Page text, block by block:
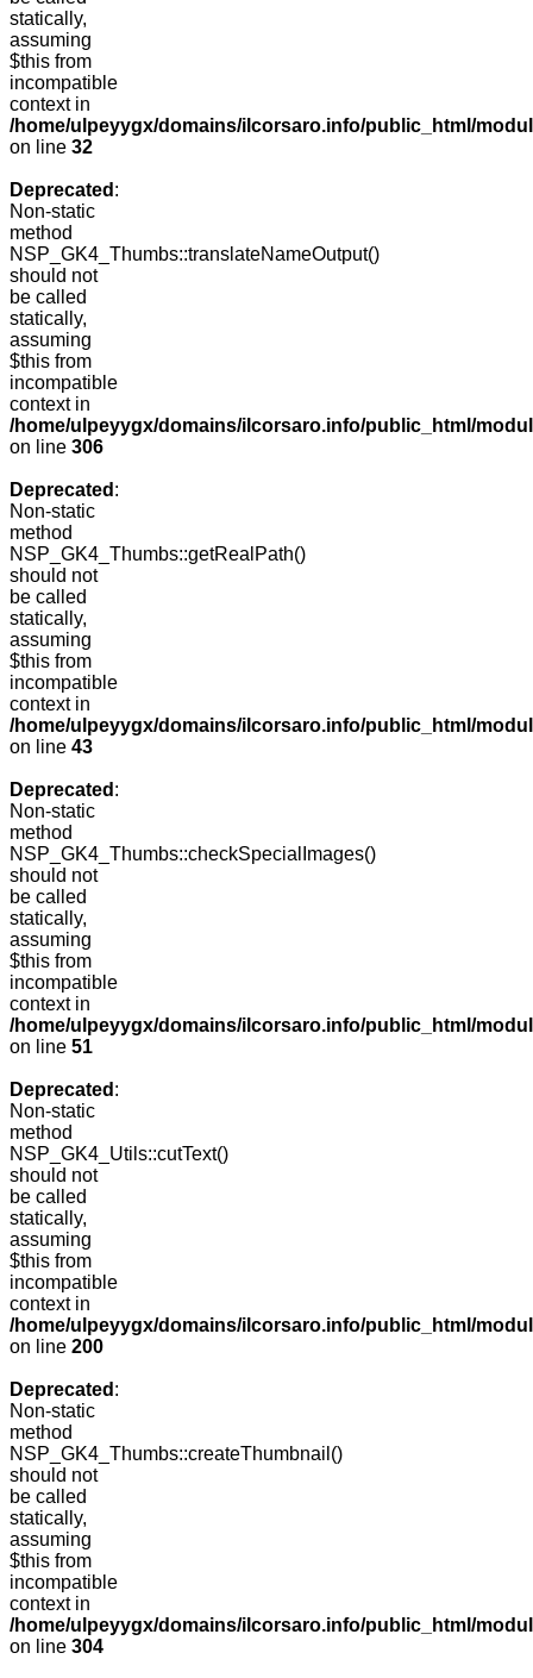
statically,
assuming
$this from
incompatible
context in
/home/ulpeyygx/domains/ilcorsaro.info/public_html/
on line 32
Deprecated :
Non-static
method
NSP_GK4_Thumbs::translateNameOutput()
should not
be called
statically,
assuming
$this from
incompatible
context in
/home/ulpeyygx/domains/ilcorsaro.info/public_html/
on line 306
Deprecated :
Non-static
method
NSP_GK4_Thumbs::getRealPath()
should not
be called
statically,
assuming
$this from
incompatible
context in
/home/ulpeyygx/domains/ilcorsaro.info/public_html/
on line 43
Deprecated :
Non-static
method
NSP_GK4_Thumbs::checkSpecialImages()
should not
be called
statically,
assuming
$this from
incompatible
context in
/home/ulpeyygx/domains/ilcorsaro.info/public_html/
on line 51
Deprecated :
Non-static
method
NSP_GK4_Utils::cutText()
should not
be called
statically,
assuming
$this from
incompatible
context in
/home/ulpeyygx/domains/ilcorsaro.info/public_html/
on line 200
Deprecated :
Non-static
method
NSP_GK4_Thumbs::createThumbnail()
should not
be called
statically,
assuming
$this from
incompatible
context in
/home/ulpeyygx/domains/ilcorsaro.info/public_html/
on line 304